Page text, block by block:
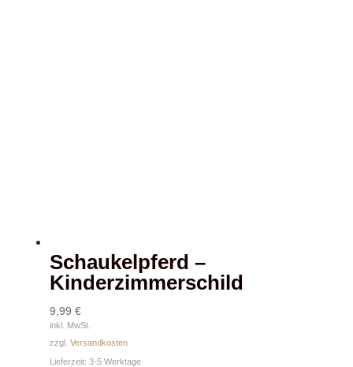
Schaukelpferd –
Kinderzimmerschild
9,99 €
inkl. MwSt.
zzgl. Versandkosten
Lieferzeit: 3-5 Werktage